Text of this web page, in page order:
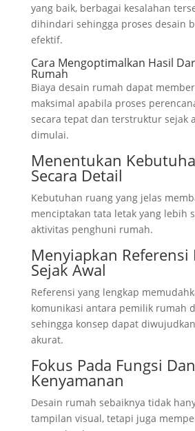
yang baik, berbagai kesalahan
dihindari sehingga proses desain
efektif.
Cara Mengoptimalkan Hasil
Rumah
Biaya desain rumah dapat
maksimal apabila proses
secara tepat dan terstruktur sejak
dimulai.
Menentukan
Secara Detail
Kebutuhan ruang yang jelas
menciptakan tata letak yang lebih
aktivitas penghuni rumah.
Menyiapkan Referensi
Sejak Awal
Referensi yang lengkap
komunikasi antara pemilik rumah
sehingga konsep dapat
akurat.
Fokus Pada Fungsi Dan
Kenyamanan
Desain rumah sebaiknya tidak
tampilan visual, tetapi juga